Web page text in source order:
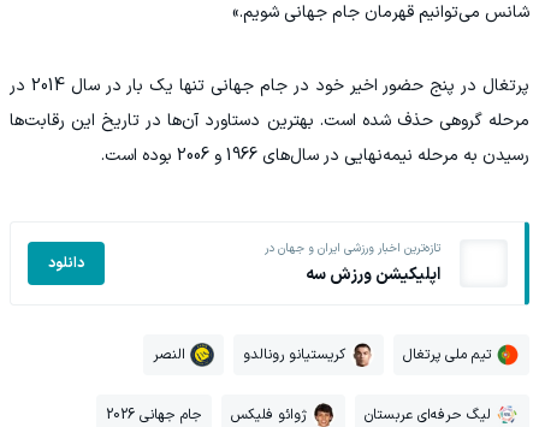
شانس می‌توانیم قهرمان جام جهانی شویم.»
‫پرتغال در پنج حضور اخیر خود در جام جهانی تنها یک بار در سال 2014 در
مرحله گروهی حذف شده است. بهترین دستاورد آن‌ها در تاریخ این رقابت‌ها
رسیدن به مرحله نیمه‌نهایی در سال‌های 1966 و 2006 بوده است.
تازه‌ترین اخبار ورزشی ایران و جهان در
اپلیکیشن ورزش سه دانلود
تیم ملی پرتغال کریستیانو رونالدو النصر
لیگ حرفه‌ای عربستان ژوائو فلیکس جام جهانی 2026